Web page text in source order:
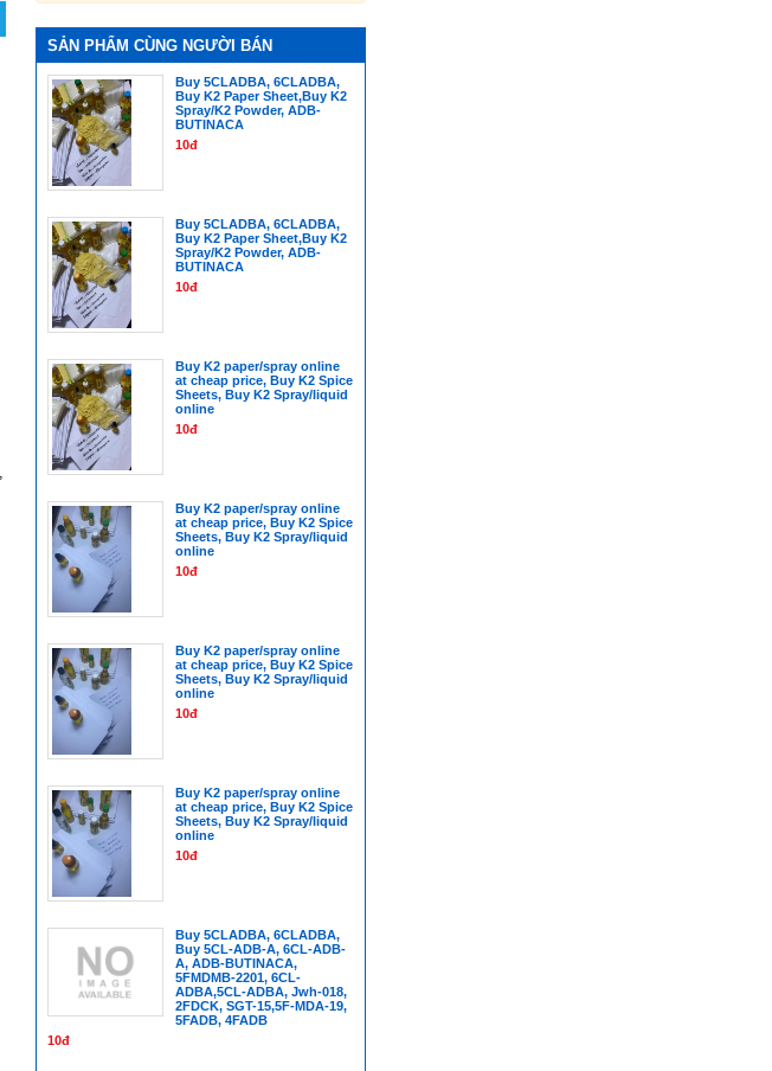
SẢN PHẨM CÙNG NGƯỜI BÁN
Buy 5CLADBA, 6CLADBA,
Buy K2 Paper Sheet,Buy K2
Spray/K2 Powder, ADB-
BUTINACA
10đ
Buy 5CLADBA, 6CLADBA,
Buy K2 Paper Sheet,Buy K2
Spray/K2 Powder, ADB-
BUTINACA
10đ
Buy K2 paper/spray online
at cheap price, Buy K2 Spice
Sheets, Buy K2 Spray/liquid
online
10đ
Buy K2 paper/spray online
at cheap price, Buy K2 Spice
Sheets, Buy K2 Spray/liquid
online
10đ
Buy K2 paper/spray online
at cheap price, Buy K2 Spice
Sheets, Buy K2 Spray/liquid
online
10đ
Buy K2 paper/spray online
at cheap price, Buy K2 Spice
Sheets, Buy K2 Spray/liquid
online
10đ
Buy 5CLADBA, 6CLADBA,
Buy 5CL-ADB-A, 6CL-ADB-
A, ADB-BUTINACA,
5FMDMB-2201, 6CL-
ADBA,5CL-ADBA, Jwh-018,
2FDCK, SGT-15,5F-MDA-19,
5FADB, 4FADB
10đ